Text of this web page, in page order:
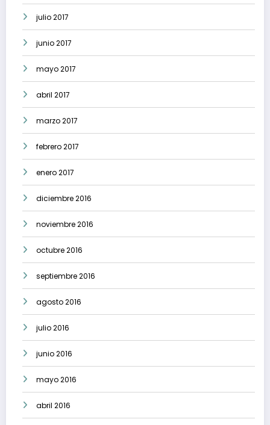
julio 2017
junio 2017
mayo 2017
abril 2017
marzo 2017
febrero 2017
enero 2017
diciembre 2016
noviembre 2016
octubre 2016
septiembre 2016
agosto 2016
julio 2016
junio 2016
mayo 2016
abril 2016